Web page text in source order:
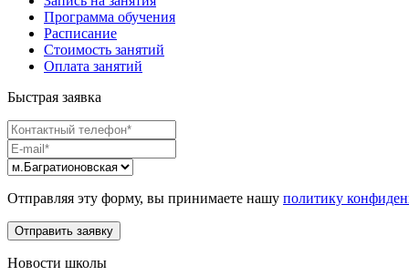
Программа обучения
Расписание
Стоимость занятий
Оплата занятий
Быстрая заявка
Отправляя эту форму, вы принимаете нашу политику
Новости школы